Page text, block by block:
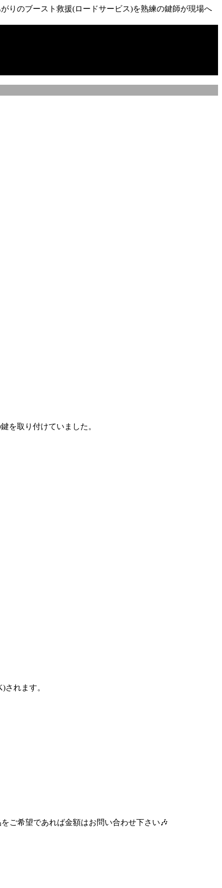
りのブースト救援(ロードサービス)を熟練の鍵師が現場へ
を取り付けていました。
れます。
ご希望であれば金額はお問い合わせ下さい🎶